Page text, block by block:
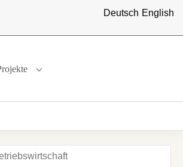
Deutsch English
Submenu for "Forschung & Projekte"